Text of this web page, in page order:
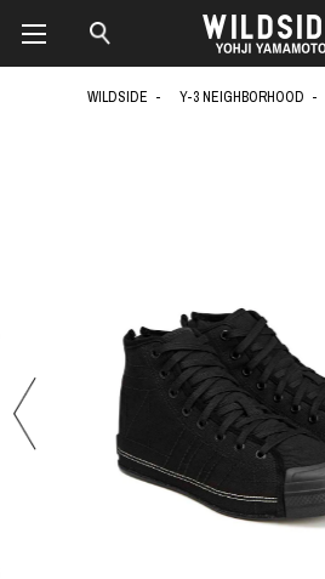
WILDSIDE Y-3 NEIGHBORHOOD